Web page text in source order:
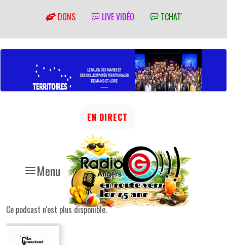
DONS LIVE VIDÉO TCHAT'
Menu
EN DIRECT
Ce podcast n'est plus disponible.